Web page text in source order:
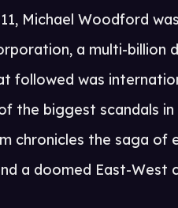
Michael Woodford
a multi-billion
followed was
the biggest scandals
chronicles the saga of
a doomed East-West